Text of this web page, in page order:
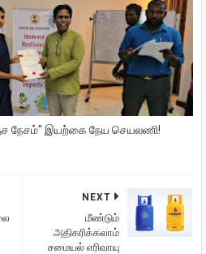
நேசம்" இயற்கை நேய செயலணி!
NEXT
மீண்டும்
அதிகரிக்கலாம்
சமையல் எரிவாயு